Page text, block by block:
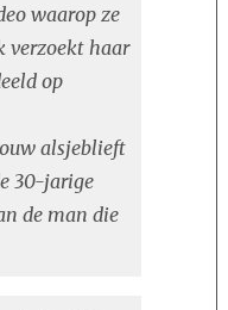
waarop ze
verzoekt haar
op
alsjeblieft
30-jarige
de man die